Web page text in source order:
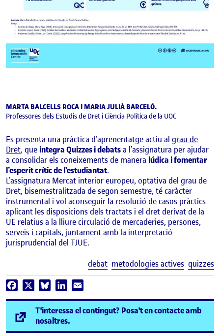
MARTA BALCELLS ROCA I MARIA JULIÀ BARCELÓ.
Professores dels Estudis de Dret i Ciència Política de la UOC
Es presenta una pràctica d’aprenentatge actiu al grau de
Dret, queintegra Quizzes i debatsa l’assignatura per ajudar
a consolidar els coneixements de manera lúdica i fomentar
l’esperit crític de l’estudiantat.
L’assignatura Mercat interior europeu, optativa del grau de
Dret, bisemestralitzada de segon semestre, té caràcter
instrumental i vol aconseguir la resolució de casos pràctics
aplicant les disposicions dels tractats i el dret derivat de la
UE relatius a la lliure circulació de mercaderies, persones,
serveis i capitals, juntament amb la interpretació
jurisprudencial del TJUE.
debat metodologies actives quizzes
Facebook BlueskyLinkedIn
T'interessa el contingut? Posa't en contacte amb
nosaltres.